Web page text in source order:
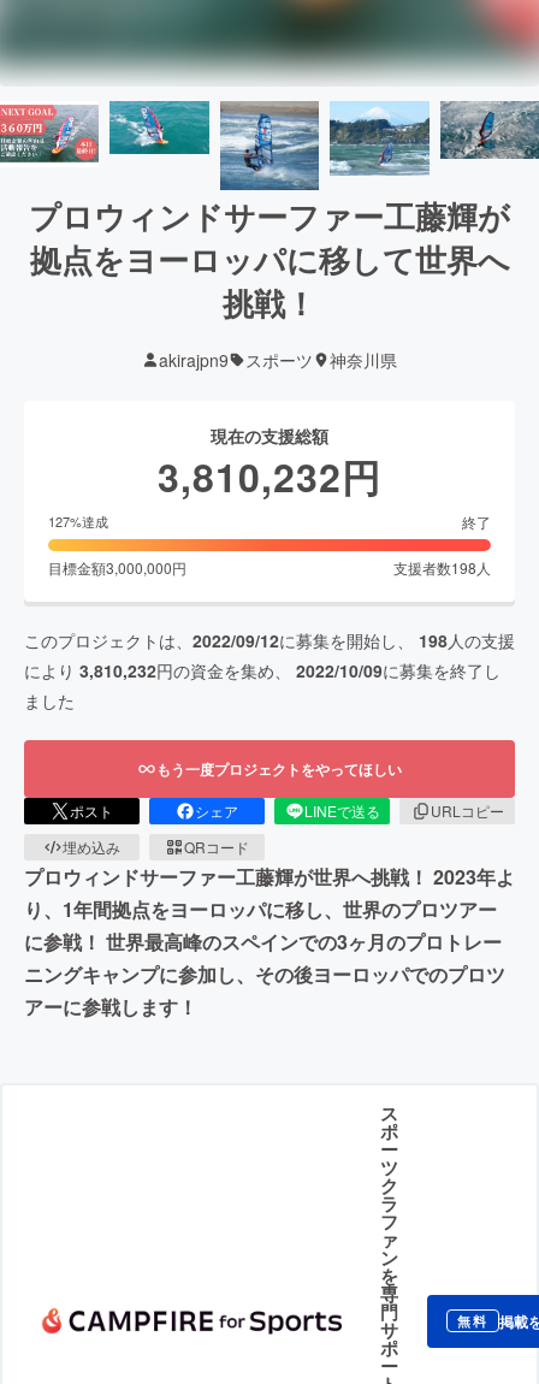
プロウィンドサーファー工藤輝が
拠点をヨーロッパに移して世界へ
挑戦！
akirajpn9 スポーツ 神奈川県
現在の支援総額
3,810,232円
127%達成 終了
目標金額3,000,000円 支援者数198 人
このプロジェクトは、 2022/09/12に募集を開始し、 198人の支援
により 3,810,232円の資金を集め、 2022/10/09に募集を終了し
ました
もう一度プロジェクトをやってほしい
ポスト シェア LINEで送る
URLコピー
埋め込み
QRコード
プロウィンドサーファー工藤輝が世界へ挑戦！ 2023年よ
り、1年間拠点をヨーロッパに移し、世界のプロツアー
に参戦！ 世界最高峰のスペインでの3ヶ月のプロトレー
ニングキャンプに参加し、その後ヨーロッパでのプロツ
アーに参戦します！
ス
ポ
ー
ツ
ク
ラ
フ
ァ
ン
を
専
門
サ
ポ
ー
無料 掲載